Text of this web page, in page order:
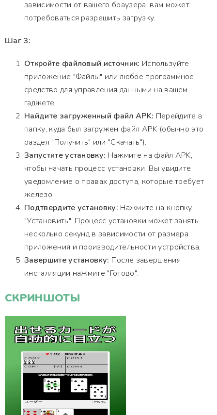
зависимости от вашего браузера, вам может
потребоваться разрешить загрузку.
Шаг 3:
Откройте файловый источник: Используйте
приложение "Файлы" или любое программное
средство для управления данными на вашем
гаджете.
Найдите загруженный файл APK: Перейдите в
папку, куда был загружен файл APK (обычно это
раздел "Получить" или "Скачать").
Запустите установку: Нажмите на файл APK,
чтобы начать процесс установки. Вы увидите
уведомление о правах доступа, которые требует
железо.
Подтвердите установку: Нажмите на кнопку
"Установить". Процесс установки может занять
несколько секунд в зависимости от размера
приложения и производительности устройства.
Завершите установку: После завершения
инсталляции нажмите "Готово".
СКРИНШОТЫ